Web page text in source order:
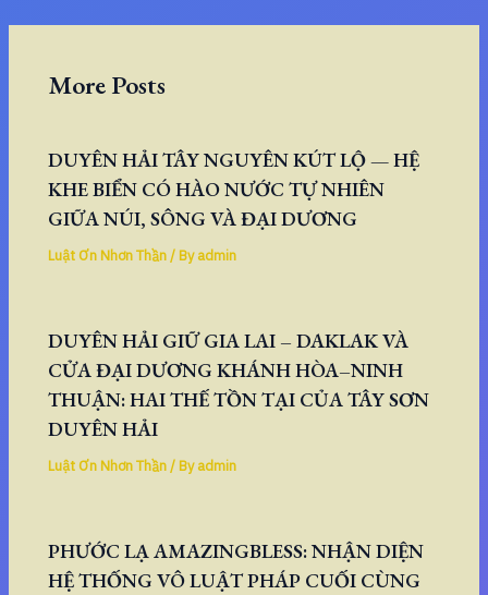
More Posts
DUYÊN HẢI TÂY NGUYÊN KÚT LỘ — HỆ
KHE BIỂN CÓ HÀO NƯỚC TỰ NHIÊN
GIỮA NÚI, SÔNG VÀ ĐẠI DƯƠNG
Luật Ơn Nhơn Thần/ Byadmin
DUYÊN HẢI GIỮ GIA LAI – DAKLAK VÀ
CỬA ĐẠI DƯƠNG KHÁNH HÒA–NINH
THUẬN: HAI THẾ TỒN TẠI CỦA TÂY SƠN
DUYÊN HẢI
Luật Ơn Nhơn Thần/ Byadmin
PHƯỚC LẠ AMAZINGBLESS: NHẬN DIỆN
HỆ THỐNG VÔ LUẬT PHÁP CUỐI CÙNG